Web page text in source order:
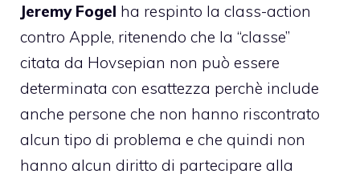
Jeremy Fogel ha respinto la class-action
contro Apple, ritenendo che la “classe”
citata da Hovsepian non può essere
determinata con esattezza perchè include
anche persone che non hanno riscontrato
alcun tipo di problema e che quindi non
hanno alcun diritto di partecipare alla